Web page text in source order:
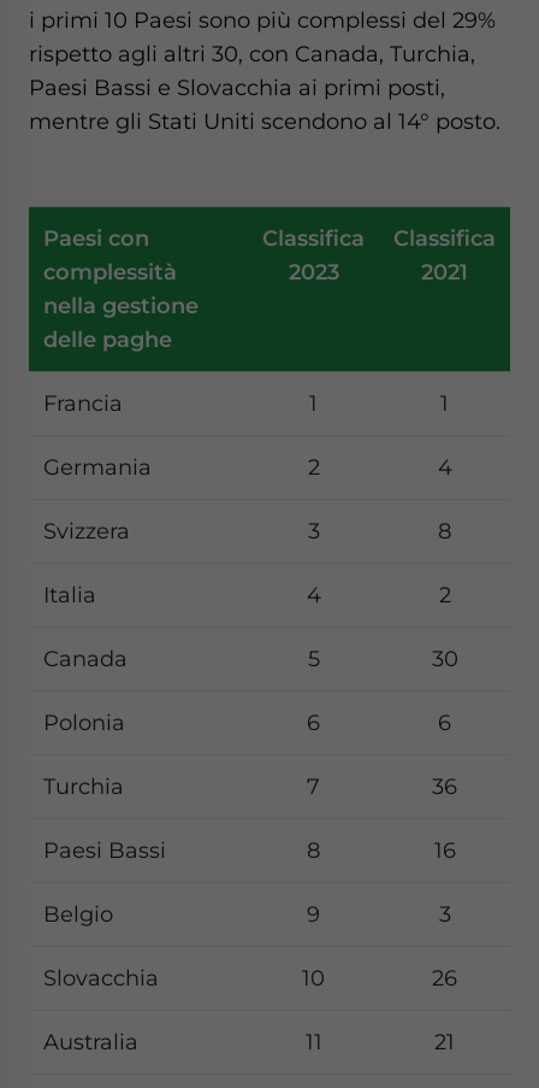
i primi 10 Paesi sono più complessi del 29%
rispetto agli altri 30, con Canada, Turchia,
Paesi Bassi e Slovacchia ai primi posti,
mentre gli Stati Uniti scendono al 14° posto.
Paesi con
complessità
nella gestione
delle paghe
Classifica
2023
Classifica
2021
Francia 1 1
Germania 2 4
Svizzera 3 8
Italia 4 2
Canada 5 30
Polonia 6 6
Turchia 7 36
Paesi Bassi 8 16
Belgio 9 3
Slovacchia 10 26
Australia 11 21